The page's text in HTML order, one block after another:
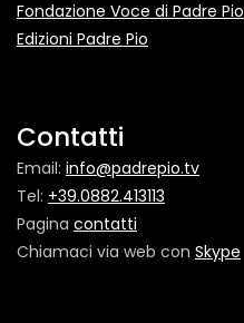
Fondazione Voce di Padre Pio
Edizioni Padre Pio
Contatti
Email: info@padrepio.tv
Tel: +39.0882.413113
Pagina contatti
Chiamaci via web con Skype